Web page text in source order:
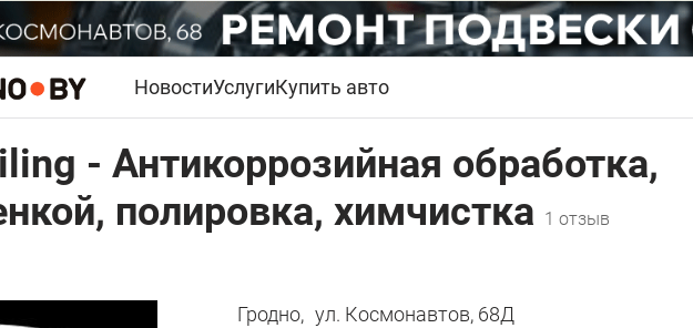
НовостиУслугиКупить авто
- Антикоррозийная обработка,
полировка, химчистка 1 отзыв
Гродно, ул. Космонавтов, 68Д